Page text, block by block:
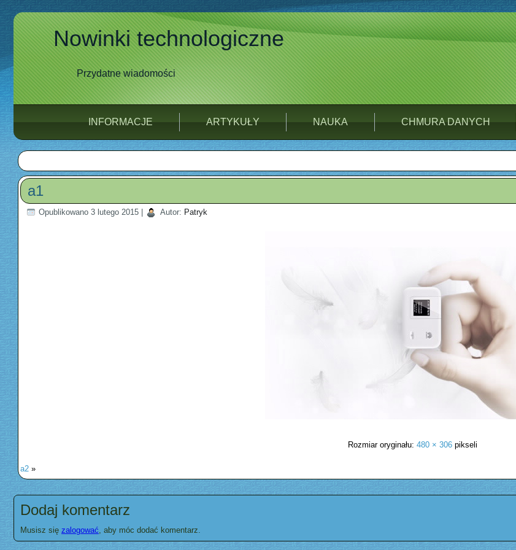
Nowinki technologiczne
Przydatne wiadomości
INFORMACJE ARTYKUŁY NAUKA CHMURA DANYCH
a1
Opublikowano 3 lutego 2015 Autor: Patryk
Rozmiar oryginału: 480 × 306pikseli
a2 »
Dodaj komentarz
Musisz się zalogować, aby móc dodać komentarz.